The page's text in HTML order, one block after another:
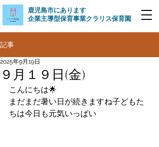
​鹿児島市にあります
企業主導型保育事業クラリス保育園
記事
９月１９日(金)
2025年9月19日
こんにちは🌟
まだまだ暑い日が続きますね子どもた
ちは今日も元気いっぱい